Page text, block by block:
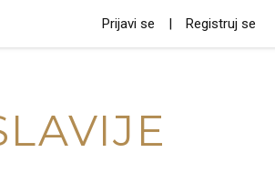
Prijavi se Registruj se